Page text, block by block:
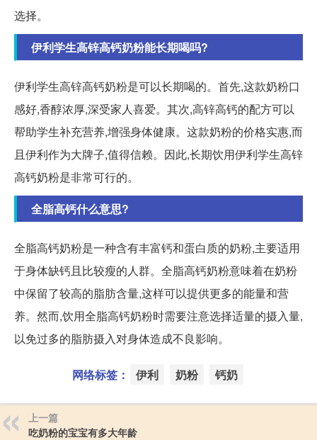
选择。
伊利学生高锌高钙奶粉能长期喝吗?
伊利学生高锌高钙奶粉是可以长期喝的。首先,这款奶粉口
感好,香醇浓厚,深受家人喜爱。其次,高锌高钙的配方可以
帮助学生补充营养,增强身体健康。这款奶粉的价格实惠,而
且伊利作为大牌子,值得信赖。因此,长期饮用伊利学生高锌
高钙奶粉是非常可行的。
全脂高钙什么意思?
全脂高钙奶粉是一种含有丰富钙和蛋白质的奶粉,主要适用
于身体缺钙且比较瘦的人群。全脂高钙奶粉意味着在奶粉
中保留了较高的脂肪含量,这样可以提供更多的能量和营
养。然而,饮用全脂高钙奶粉时需要注意选择适量的摄入量,
以免过多的脂肪摄入对身体造成不良影响。
网络标签： 伊利 奶粉 钙奶
上一篇
吃奶粉的宝宝有多大年龄